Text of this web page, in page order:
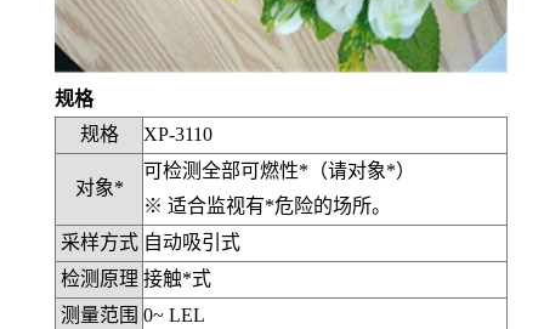
规格
规格
XP-3110
对象*
可检测全部可燃性*（请对象*）
※ 适合监视有*危险的场所。
采样方式 自动吸引式
检测原理 接触*式
测量范围 0~ LEL